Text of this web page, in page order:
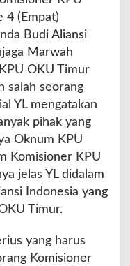
4 (Empat)
Budi Aliansi
Marwah
OKU Timur
salah seorang
YL mengatakan
pihak yang
Oknum KPU
Komisioner KPU
jelas YL didalam
Indonesia yang
Timur.
yang harus
Komisioner